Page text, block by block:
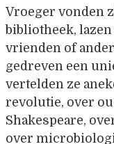
Vroeger vonden
bibliotheek,
vrienden of
gedreven een
vertelden ze
revolutie, over
Shakespeare,
over